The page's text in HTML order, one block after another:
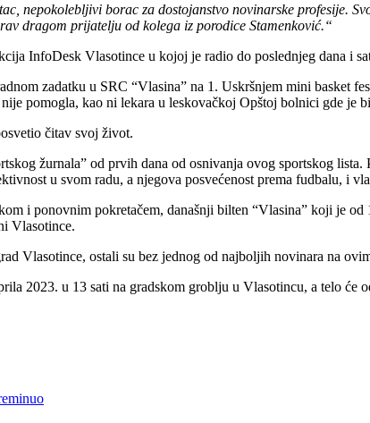
nepokolebljivi borac za dostojanstvo novinarske profesije.
dragom prijatelju od kolega iz porodice Stamenković.“
InfoDesk Vlasotince u kojoj je radio do poslednjeg dana i
zadatku u SRC “Vlasina” na 1. Uskršnjem mini basket
pomogla, kao ni lekara u leskovačkoj Opštoj bolnici gde je
čitav svoj život.
žurnala” od prvih dana od osnivanja ovog sportskog
u svom radu, a njegova posvećenost prema fudbalu, i
i ponovnim pokretačem, današnji bilten “Vlasina” koji je
Vlasotince.
Vlasotince, ostali su bez jednog od najboljih novinara na
2023. u 13 sati na gradskom groblju u Vlasotincu, a telo će